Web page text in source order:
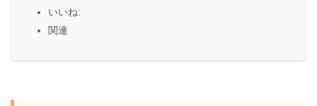
いいね:
関連